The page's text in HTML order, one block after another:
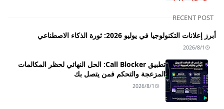
RECENT POST
أبرز إعلانات التكنولوجيا في يوليو 2026: ثورة الذكاء الاصطناعي
2026/8/1
تطبيق Call Blocker: الحل النهائي لحظر المكالمات
المزعجة والتحكم فمن يتصل بك
2026/8/1